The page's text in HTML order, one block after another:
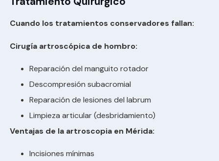
Cuando los tratamientos conservadores fallan:
Cirugía artroscópica de hombro:
Reparación del manguito rotador
Descompresión subacromial
Reparación de lesiones del labrum
Limpieza articular (desbridamiento)
Ventajas de la artroscopia en Mérida:
Incisiones mínimas